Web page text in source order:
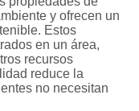
y ofrecen un
Estos
en un área,
recursos
reduce la
no necesitan